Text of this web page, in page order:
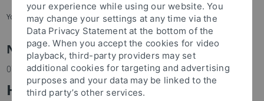
You are here: Home
News
07.04.2021
Hans Küng, Wissenschaftler –
your experience while using our website. You
may change your settings at any time via the
Data Privacy Statement at the bottom of the
page. When you accept the cookies for video
playback, third-party providers may set
additional cookies for targeting and advertising
purposes and your data may be linked to the
third party’s other services.